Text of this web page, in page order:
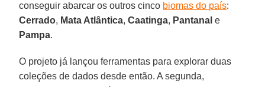
conseguir abarcar os outros cinco biomas do país:
Cerrado, Mata Atlântica,Caatinga, Pantanal e
Pampa.
O projeto já lançou ferramentas para explorar duas
coleções de dados desde então. A segunda,